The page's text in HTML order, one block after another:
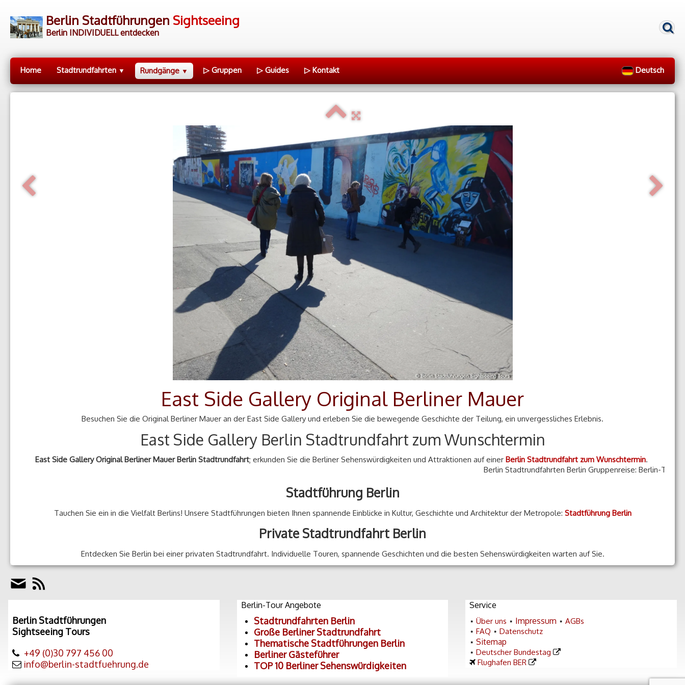
Berlin Stadtführungen Sightseeing
Berlin INDIVIDUELL entdecken
Deutsch
Home Stadtrundfahrten ▼ Rundgänge ▼ ▷ Gruppen ▷ Guides ▷ Kontakt
East Side Gallery Original Berliner Mauer
Besuchen Sie die Original Berliner Mauer an der East Side Gallery und erleben Sie die bewegende Geschichte der Teilung, ein unvergessliches Erlebnis.
East Side Gallery Berlin Stadtrundfahrt zum Wunschtermin
East Side Gallery Original Berliner Mauer Berlin Stadtrundfahrt; erkunden Sie die Berliner Sehenswürdigkeiten und Attraktionen auf einer Berlin Stadtrundfahrt zum Wunschtermin.
Berlin Stadtrundfahrten Berlin Gruppenreise: Berlin-Tour für
Stadtführung Berlin
Tauchen Sie ein in die Vielfalt Berlins! Unsere Stadtführungen bieten Ihnen spannende Einblicke in Kultur, Geschichte und Architektur der Metropole: Stadtführung Berlin
Private Stadtrundfahrt Berlin
Entdecken Sie Berlin bei einer privaten Stadtrundfahrt. Individuelle Touren, spannende Geschichten und die besten Sehenswürdigkeiten warten auf Sie.
Berlin Stadtführungen
Sightseeing Tours
+49 (0)30 797 456 00
info@berlin-stadtfuehrung.de
Berlin-Tour Angebote
Stadtrundfahrten Berlin
Große Berliner Stadtrundfahrt
Thematische Stadtführungen Berlin
Berliner Gästeführer
TOP 10 Berliner Sehenswürdigkeiten
Service
⋆Über uns ⋆ Impressum ⋆AGBs
⋆FAQ ⋆Datenschutz
⋆Sitemap
⋆Deutscher Bundestag
Flughafen BER